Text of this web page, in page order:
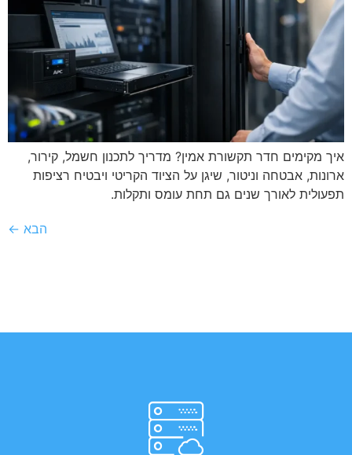
איך מקימים חדר תקשורת אמין? מדריך לתכנון חשמל, קירור,
ארונות, אבטחה וניטור, שיגן על הציוד הקריטי ויבטיח רציפות
תפעולית לאורך שנים גם תחת עומס ותקלות.
הבא ←